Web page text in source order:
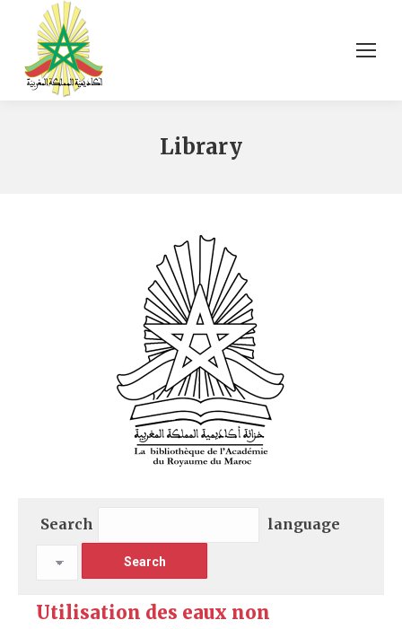
Library
Search language
Utilisation des eaux non